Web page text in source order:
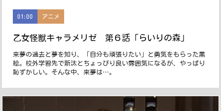
01:00 アニメ
乙女怪獣キャラメリゼ 第６話「らいりの森」
来夢の過去と夢を知り、「自分も頑張りたい」と勇気をもらった黒
絵。校外学習先で新汰とちょっぴり良い雰囲気になるが、やっぱり
恥ずかしい。そんな中、来夢は…。